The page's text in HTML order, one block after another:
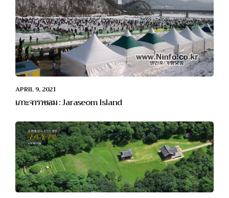
APRIL 9, 2021
เกาะจาราซอม : Jaraseom Island